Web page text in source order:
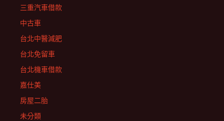
三重汽車借款
中古車
台北中醫減肥
台北免留車
台北機車借款
嘉仕美
房屋二胎
未分類